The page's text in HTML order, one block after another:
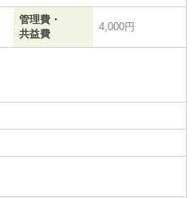
管理費・
共益費
4,000円